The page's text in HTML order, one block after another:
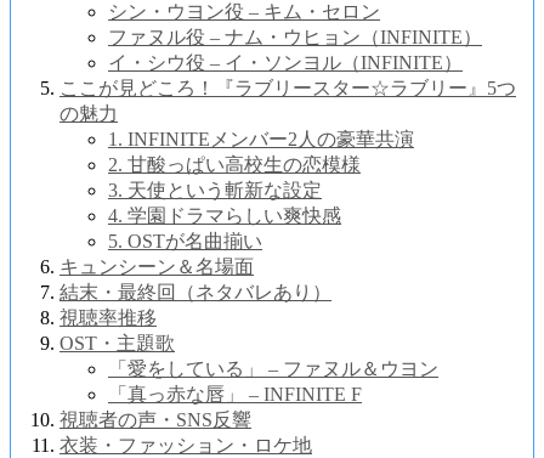
シン・ウヨン役 – キム・セロン
ファヌル役 – ナム・ウヒョン（INFINITE）
イ・シウ役 – イ・ソンヨル（INFINITE）
ここが見どころ！『ラブリースター☆ラブリー』5つ
の魅力
1. INFINITEメンバー2人の豪華共演
2. 甘酸っぱい高校生の恋模様
3. 天使という斬新な設定
4. 学園ドラマらしい爽快感
5. OSTが名曲揃い
キュンシーン＆名場面
結末・最終回（ネタバレあり）
視聴率推移
OST・主題歌
「愛をしている」 – ファヌル＆ウヨン
「真っ赤な唇」 – INFINITE F
視聴者の声・SNS反響
衣装・ファッション・ロケ地